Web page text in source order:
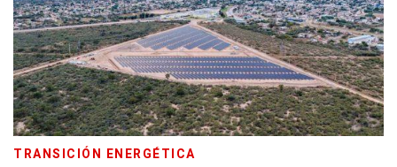
TRANSICIÓN ENERGÉTICA